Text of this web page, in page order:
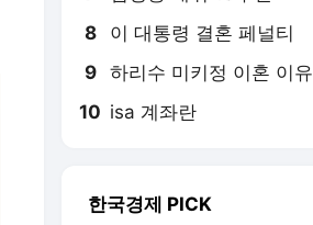
8 이 대통령 결혼 페널티
9 하리수 미키정 이혼 이유
10 isa 계좌란
한국경제 PICK